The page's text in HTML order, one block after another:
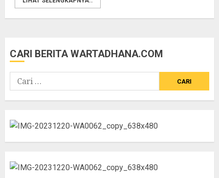
CARI BERITA WARTADHANA.COM
Cari
untuk: